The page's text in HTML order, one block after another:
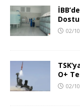
02/
O+
02/